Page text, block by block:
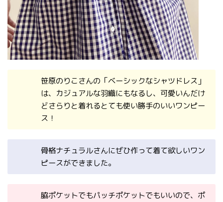
笹原のりこさんの「ベーシックなシャツドレス」
は、カジュアルな羽織にもなるし、可愛いんだけ
どさらりと着れるとても使い勝手のいいワンピー
ス！
骨格ナチュラルさんにぜひ作って着て欲しいワン
ピースができました。
脇ポケットでもパッチポケットでもいいので、ポ